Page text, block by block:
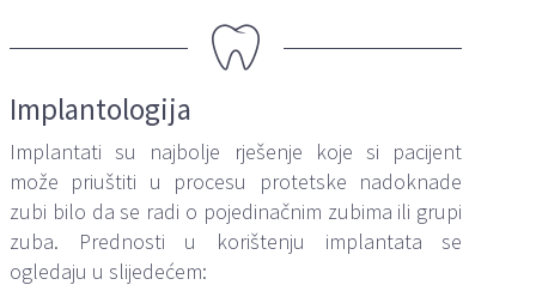
Implantologija
Implantati su najbolje rješenje koje si pacijent
može priuštiti u procesu protetske nadoknade
zubi bilo da se radi o pojedinačnim zubima ili grupi
zuba. Prednosti u korištenju implantata se
ogledaju u slijedećem: